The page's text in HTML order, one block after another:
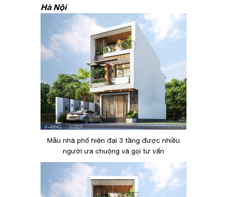
Hà Nội
Mẫu nhà phố hiện đại 3 tầng được nhiều
người ưa chuộng và gọi tư vấn